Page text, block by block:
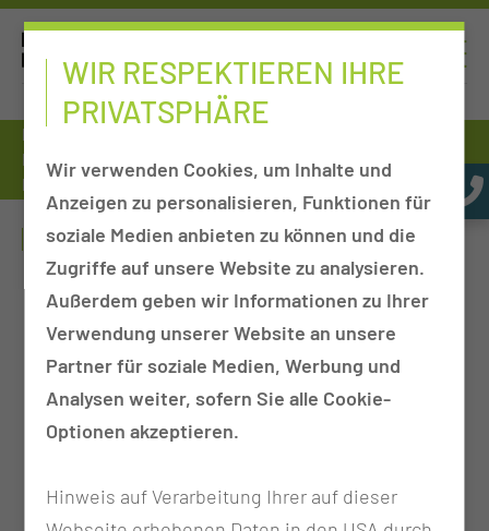
Patienten & Besucher
Kliniken, Departments & Sektionen
Chirurgie
Prof. Dr. med. Rainer Kube
PROF. DR. MED. RAINER KUBE
WIR RESPEKTIEREN IHRE
PRIVATSPHÄRE
Wir verwenden Cookies, um Inhalte und
Anzeigen zu personalisieren, Funktionen für
soziale Medien anbieten zu können und die
Zugriffe auf unsere Website zu analysieren.
Außerdem geben wir Informationen zu Ihrer
Verwendung unserer Website an unsere
Partner für soziale Medien, Werbung und
Analysen weiter, sofern Sie alle Cookie-
Optionen akzeptieren.
Hinweis auf Verarbeitung Ihrer auf dieser